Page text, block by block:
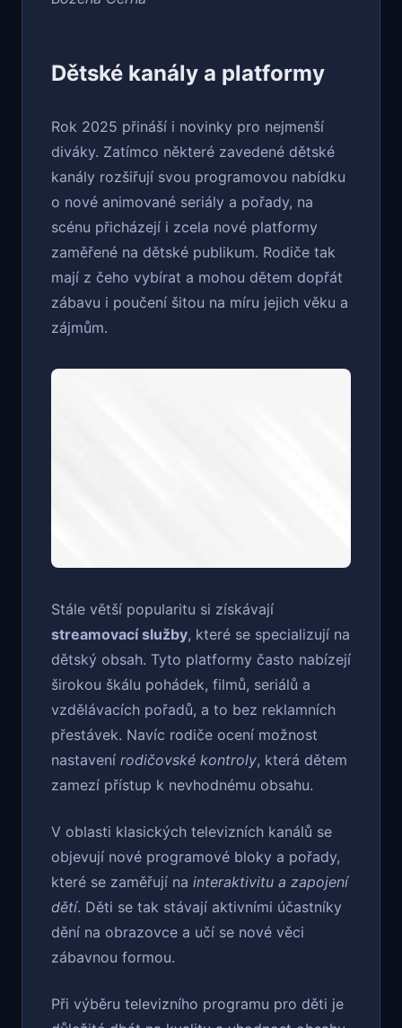
Dětské kanály a platformy
Rok 2025 přináší i novinky pro nejmenší
diváky. Zatímco některé zavedené dětské
kanály rozšiřují svou programovou nabídku
o nové animované seriály a pořady, na
scénu přicházejí i zcela nové platformy
zaměřené na dětské publikum. Rodiče tak
mají z čeho vybírat a mohou dětem dopřát
zábavu i poučení šitou na míru jejich věku a
zájmům.
Stále větší popularitu si získávají
streamovací služby, které se specializují na
dětský obsah. Tyto platformy často nabízejí
širokou škálu pohádek, filmů, seriálů a
vzdělávacích pořadů, a to bez reklamních
přestávek. Navíc rodiče ocení možnost
nastavení rodičovské kontroly, která dětem
zamezí přístup k nevhodnému obsahu.
V oblasti klasických televizních kanálů se
objevují nové programové bloky a pořady,
které se zaměřují na interaktivitu a zapojení
dětí. Děti se tak stávají aktivními účastníky
dění na obrazovce a učí se nové věci
zábavnou formou.
Při výběru televizního programu pro děti je